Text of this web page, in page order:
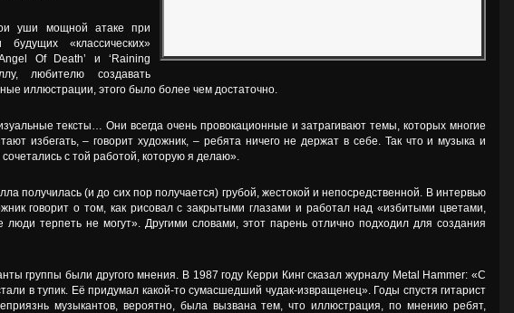
уши мощной атаке при
будущих «классических»
Of Death’ и ‘Raining
любителю создавать
иллюстрации, этого было более чем достаточно.
тексты… Они всегда очень провокационные и затрагивают темы, которых многие
избегать, – говорит художник, – ребята ничего не держат в себе. Так что и музыка и
сочетались с той работой, которую я делаю».
получилась (и до сих пор получается) грубой, жестокой и непосредственной. В интервью
говорит о том, как рисовал с закрытыми глазами и работал над «избитыми цветами,
люди терпеть не могут». Другими словами, этот парень отлично подходил для создания
группы были другого мнения. В 1987 году Керри Кинг сказал журналу Metal Hammer: «С
в тупик. Её придумал какой-то сумасшедший чудак-извращенец». Годы спустя гитарист
музыкантов, вероятно, была вызвана тем, что иллюстрация, по мнению ребят,